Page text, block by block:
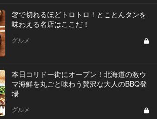
箸で切れるほどトロトロ！とことんタンを
味わえる名店はここだ！
グルメ
本日コリドー街にオープン！北海道の激ウ
マ海鮮を丸ごと味わう贅沢な大人のBBQ登
場
グルメ